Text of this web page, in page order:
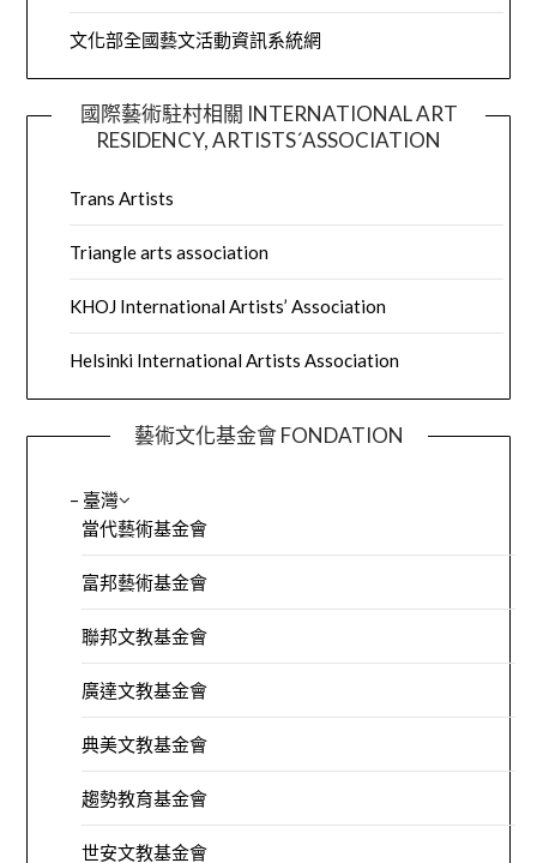
文化部全國藝文活動資訊系統網
國際藝術駐村相關 INTERNATIONAL ART
RESIDENCY, ARTISTS´ASSOCIATION
Trans Artists
Triangle arts association
KHOJ International Artists’ Association
Helsinki International Artists Association
藝術文化基金會 FONDATION
– 臺灣
當代藝術基金會
富邦藝術基金會
聯邦文教基金會
廣達文教基金會
典美文教基金會
趨勢教育基金會
世安文教基金會